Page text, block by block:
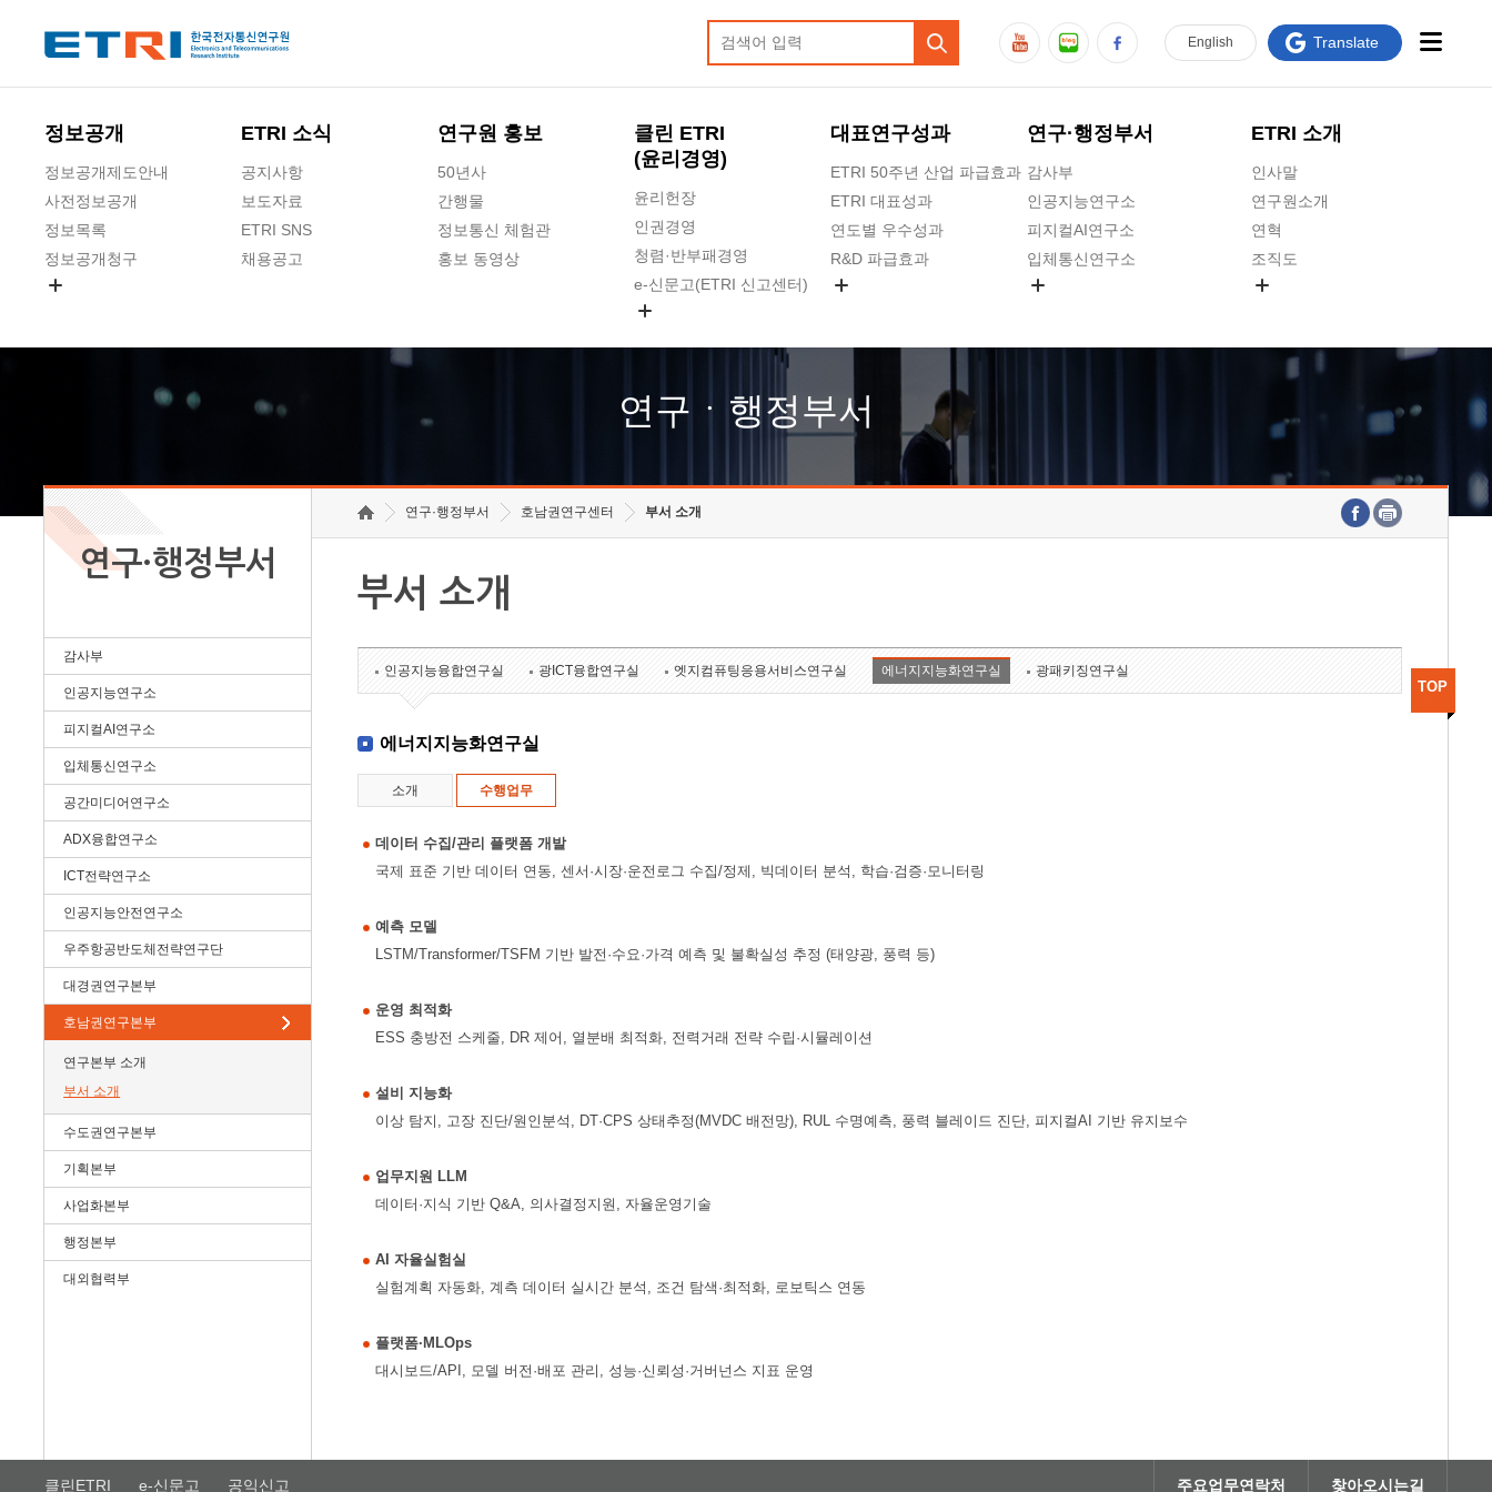
정보공개
정보공개제도안내
사전정보공개
정보목록
정보공개청구
ETRI 소식
공지사항
보도자료
ETRI SNS
채용공고
연구원 홍보
50년사
간행물
정보통신 체험관
홍보 동영상
클린 ETRI
(윤리경영)
윤리헌장
인권경영
청렴·반부패경영
e-신문고(ETRI 신고센터)
고객의소리
수의계약 현황
대표연구성과
ETRI 50주년 산업 파급효과
ETRI 대표성과
연도별 우수성과
R&D 파급효과
연구·행정부서
감사부
인공지능연구소
피지컬AI연구소
입체통신연구소
호남권연구본부
기획본부
ETRI 소개
인사말
연구원소개
연혁
조직도
연구원 고객헌장
주요업무연락처
English Translate
연구ㆍ행정부서
연구·행정부서
감사부
인공지능연구소
피지컬AI연구소
입체통신연구소
공간미디어연구소
ADX융합연구소
ICT전략연구소
인공지능안전연구소
우주항공반도체전략연구단
대경권연구본부
호남권연구본부
연구본부 소개
부서 소개
수도권연구본부
기획본부
사업화본부
행정본부
대외협력부
연구·행정부서 호남권연구센터 부서 소개
부서 소개
인공지능융합연구실 광ICT융합연구실 엣지컴퓨팅응용서비스연구실 에너지지능화연구실 광패키징연구실
에너지지능화연구실
소개 수행업무
데이터 수집/관리 플랫폼 개발
국제 표준 기반 데이터 연동, 센서·시장·운전로그 수집/정제, 빅데이터 분석, 학습·검증·모니터링
예측 모델
LSTM/Transformer/TSFM 기반 발전·수요·가격 예측 및 불확실성 추정 (태양광, 풍력 등)
운영 최적화
ESS 충방전 스케줄, DR 제어, 열분배 최적화, 전력거래 전략 수립·시뮬레이션
설비 지능화
이상 탐지, 고장 진단/원인분석, DT·CPS 상태추정(MVDC 배전망), RUL 수명예측, 풍력 블레이드 진단, 피지컬AI 기반 유지보수
업무지원 LLM
데이터·지식 기반 Q&A, 의사결정지원, 자율운영기술
AI 자율실험실
실험계획 자동화, 계측 데이터 실시간 분석, 조건 탐색·최적화, 로보틱스 연동
플랫폼·MLOps
대시보드/API, 모델 버전·배포 관리, 성능·신뢰성·거버넌스 지표 운영
TOP
클린ETRI e-신문고 공익신고 주요업무연락처 찾아오시는길